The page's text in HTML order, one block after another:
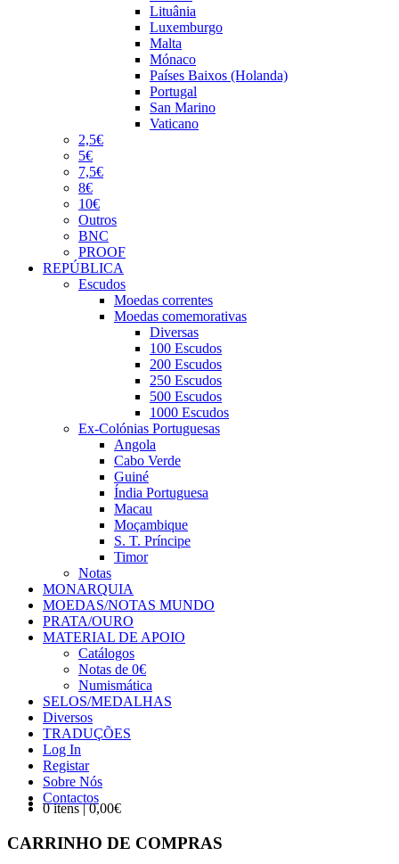
Lituânia
Luxemburgo
Malta
Mónaco
Países Baixos (Holanda)
Portugal
San Marino
Vaticano
2,5€
5€
7,5€
8€
10€
Outros
BNC
PROOF
REPÚBLICA
Escudos
Moedas correntes
Moedas comemorativas
Diversas
100 Escudos
200 Escudos
250 Escudos
500 Escudos
1000 Escudos
Ex-Colónias Portuguesas
Angola
Cabo Verde
Guiné
Índia Portuguesa
Macau
Moçambique
S. T. Príncipe
Timor
Notas
MONARQUIA
MOEDAS/NOTAS MUNDO
PRATA/OURO
MATERIAL DE APOIO
Catálogos
Notas de 0€
Numismática
SELOS/MEDALHAS
Diversos
TRADUÇÕES
Log In
Registar
Sobre Nós
Contactos
0 itens | 0,00€
CARRINHO DE COMPRAS